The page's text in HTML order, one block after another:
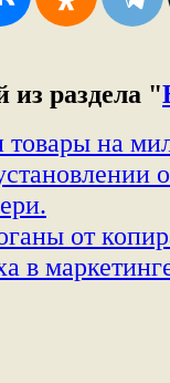
из раздела "
товары на
от
в